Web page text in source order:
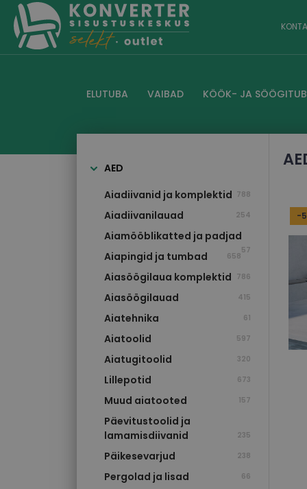
ELUTUBA VAIBAD KÖÖK- JA
AED
aiadiivanid ja komplektid 788
aiadiivanilauad 254
aiamööblikatted ja padjad
57
aiapingid ja tumbad 658
aiasöögilaua komplektid 786
aiasöögilauad 415
aiatehnika 61
aiatoolid 597
aiatugitoolid 320
lillepotid 673
muud aiatooted 157
päevitustoolid ja
lamamisdiivanid
235
päikesevarjud 238
pergolad ja lisad 66
-